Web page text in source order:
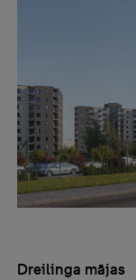
Dreilinga mājas